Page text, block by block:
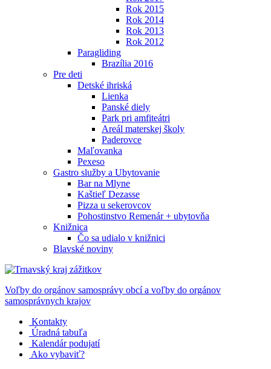
Rok 2015
Rok 2014
Rok 2013
Rok 2012
Paragliding
Brazília 2016
Pre deti
Detské ihriská
Lienka
Panské diely
Park pri amfiteátri
Areál materskej školy
Paderovce
Maľovanka
Pexeso
Gastro služby a Ubytovanie
Bar na Mlyne
Kaštieľ Dezasse
Pizza u sekerovcov
Pohostinstvo Remenár + ubytovňa
Knižnica
Čo sa udialo v knižnici
Blavské noviny
Voľby do orgánov samosprávy obcí a voľby do orgánov
samosprávnych krajov
Kontakty
Úradná tabuľa
Kalendár podujatí
Ako vybaviť?